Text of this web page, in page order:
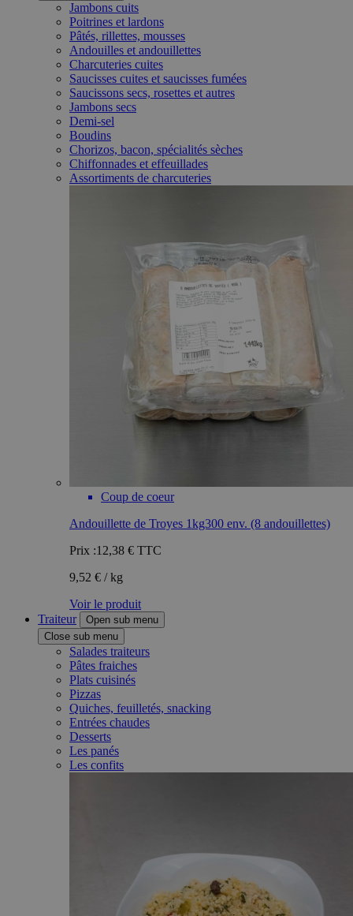
Jambons cuits
Poitrines et lardons
Pâtés, rillettes, mousses
Andouilles et andouillettes
Charcuteries cuites
Saucisses cuites et saucisses fumées
Saucissons secs, rosettes et autres
Jambons secs
Demi-sel
Boudins
Chorizos, bacon, spécialités sèches
Chiffonnades et effeuillades
Assortiments de charcuteries
Coup de coeur
Andouillette de Troyes 1kg300 env. (8 andouillettes)
Prix :12,38 € TTC
9,52 € / kg
Voir le produit
Traiteur
Open sub menu
Close sub menu
Salades traiteurs
Pâtes fraiches
Plats cuisinés
Pizzas
Quiches, feuilletés, snacking
Entrées chaudes
Desserts
Les panés
Les confits